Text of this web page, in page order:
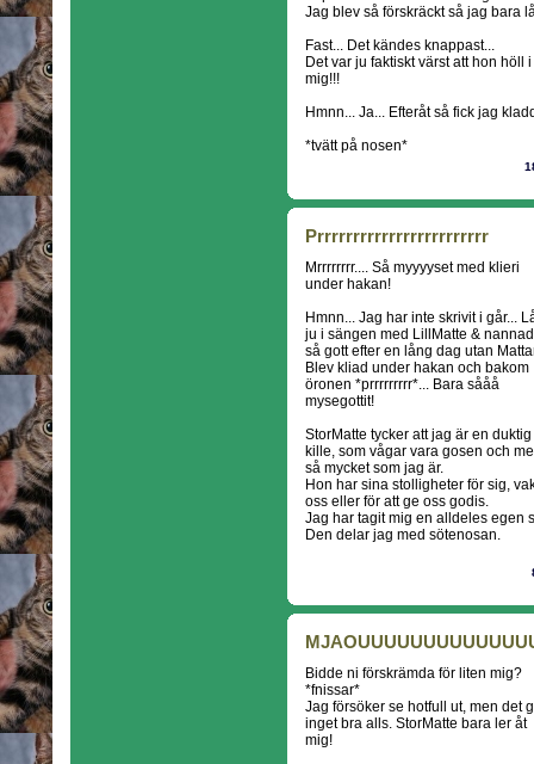
Jag blev så förskräckt så jag bara
Fast... Det kändes knappast...
Det var ju faktiskt värst att hon
mig!!!
Hmnn... Ja... Efteråt så fick jag
*tvätt på nosen*
Prrrrrrrrrrrrrrrrrrrrrrrr
Mrrrrrrrr.... Så myyyyset med klieri
under hakan!
Hmnn... Jag har inte skrivit i går...
ju i sängen med LillMatte &
så gott efter en lång dag utan
Blev kliad under hakan och bakom
öronen *prrrrrrrrr*... Bara sååå
mysegottit!
StorMatte tycker att jag är en duktig
kille, som vågar vara gosen och
så mycket som jag är.
Hon har sina stolligheter för sig,
oss eller för att ge oss godis.
Jag har tagit mig en alldeles egen
Den delar jag med sötenosan.
Bidde ni förskrämda för liten mig?
*fnissar*
Jag försöker se hotfull ut, men det
inget bra alls. StorMatte bara ler åt
mig!